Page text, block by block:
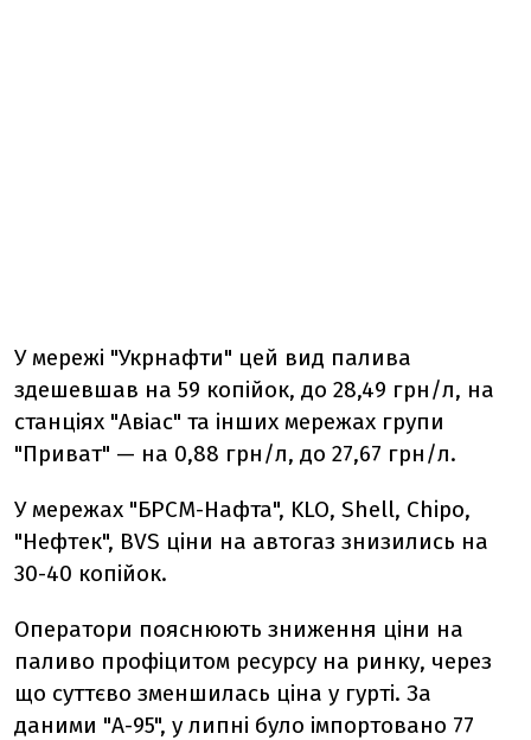
У мережі "Укрнафти" цей вид палива
здешевшав на 59 копійок, до 28,49 грн/л, на
станціях "Авіас" та інших мережах групи
"Приват" — на 0,88 грн/л, до 27,67 грн/л.
У мережах "БРСМ-Нафта", KLO, Shell, Chipo,
"Нефтек", BVS ціни на автогаз знизились на
30-40 копійок.
Оператори пояснюють зниження ціни на
паливо профіцитом ресурсу на ринку, через
що суттєво зменшилась ціна у гурті. За
даними "А-95", у липні було імпортовано 77